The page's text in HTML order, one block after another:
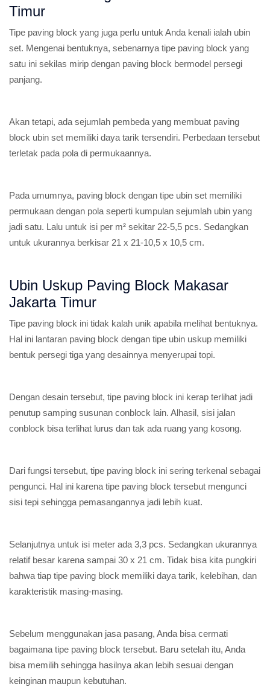
Timur
Tipe paving block yang juga perlu untuk Anda kenali ialah ubin
set. Mengenai bentuknya, sebenarnya tipe paving block yang
satu ini sekilas mirip dengan paving block bermodel persegi
panjang.
Akan tetapi, ada sejumlah pembeda yang membuat paving
block ubin set memiliki daya tarik tersendiri. Perbedaan tersebut
terletak pada pola di permukaannya.
Pada umumnya, paving block dengan tipe ubin set memiliki
permukaan dengan pola seperti kumpulan sejumlah ubin yang
jadi satu. Lalu untuk isi per m² sekitar 22-5,5 pcs. Sedangkan
untuk ukurannya berkisar 21 x 21-10,5 x 10,5 cm.
Ubin Uskup Paving Block Makasar
Jakarta Timur
Tipe paving block ini tidak kalah unik apabila melihat bentuknya.
Hal ini lantaran paving block dengan tipe ubin uskup memiliki
bentuk persegi tiga yang desainnya menyerupai topi.
Dengan desain tersebut, tipe paving block ini kerap terlihat jadi
penutup samping susunan conblock lain. Alhasil, sisi jalan
conblock bisa terlihat lurus dan tak ada ruang yang kosong.
Dari fungsi tersebut, tipe paving block ini sering terkenal sebagai
pengunci. Hal ini karena tipe paving block tersebut mengunci
sisi tepi sehingga pemasangannya jadi lebih kuat.
Selanjutnya untuk isi meter ada 3,3 pcs. Sedangkan ukurannya
relatif besar karena sampai 30 x 21 cm. Tidak bisa kita pungkiri
bahwa tiap tipe paving block memiliki daya tarik, kelebihan, dan
karakteristik masing-masing.
Sebelum menggunakan jasa pasang, Anda bisa cermati
bagaimana tipe paving block tersebut. Baru setelah itu, Anda
bisa memilih sehingga hasilnya akan lebih sesuai dengan
keinginan maupun kebutuhan.